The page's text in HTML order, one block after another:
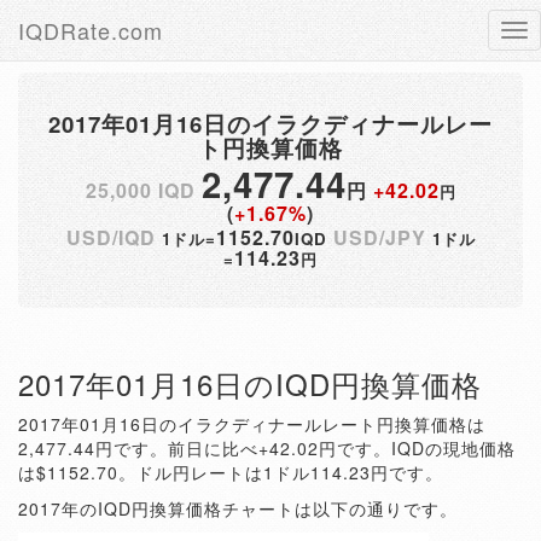
IQDRate.com
2017年01月16日のイラクディナールレー
ト円換算価格
25,000 IQD 2,477.44円 +42.02円
(+1.67%)
USD/IQD 1ドル=1152.70IQD USD/JPY 1ドル
=114.23円
2017年01月16日のIQD円換算価格
2017年01月16日のイラクディナールレート円換算価格は
2,477.44円です。前日に比べ+42.02円です。IQDの現地価格
は$1152.70。ドル円レートは1ドル114.23円です。
2017年のIQD円換算価格チャートは以下の通りです。